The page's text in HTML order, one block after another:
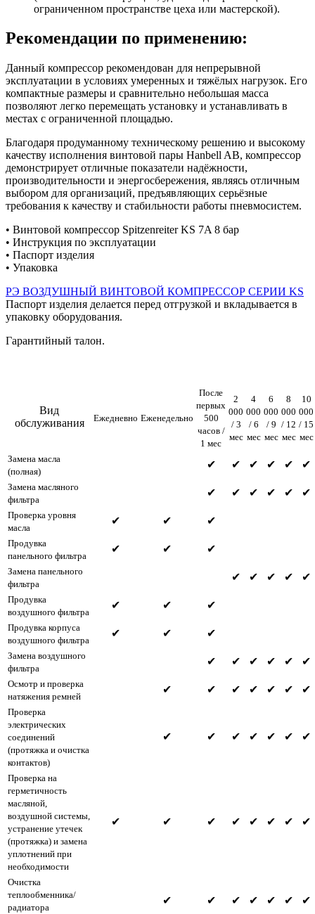
ограниченном пространстве цеха или мастерской).
Рекомендации по применению:
Данный компрессор рекомендован для непрерывной
эксплуатации в условиях умеренных и тяжёлых нагрузок. Его
компактные размеры и сравнительно небольшая масса
позволяют легко перемещать установку и устанавливать в
местах с ограниченной площадью.
Благодаря продуманному техническому решению и высокому
качеству исполнения винтовой пары Hanbell AB, компрессор
демонстрирует отличные показатели надёжности,
производительности и энергосбережения, являясь отличным
выбором для организаций, предъявляющих серьёзные
требования к качеству и стабильности работы пневмосистем.
• Винтовой компрессор Spitzenreiter KS 7A 8 бар
• Инструкция по эксплуатации
• Паспорт изделия
• Упаковка
РЭ ВОЗДУШНЫЙ ВИНТОВОЙ КОМПРЕССОР СЕРИИ KS
Паспорт изделия делается перед отгрузкой и вкладывается в
упаковку оборудования.
Гарантийный талон.
Вид
обслуживания
Ежедневно Еженедельно
После
первых
500
часов /
1 мес
2
000
/ 3
мес
4
000
/ 6
мес
6
000
/ 9
мес
8
000
/ 12
мес
10
000
/ 15
мес
Замена масла
(полная)
✔ ✔ ✔ ✔ ✔ ✔
Замена масляного
фильтра
✔ ✔ ✔ ✔ ✔ ✔
Проверка уровня
масла
✔ ✔ ✔
Продувка
панельного фильтра
✔ ✔ ✔
Замена панельного
фильтра
✔ ✔ ✔ ✔ ✔
Продувка
воздушного фильтра
✔ ✔ ✔
Продувка корпуса
воздушного фильтра
✔ ✔ ✔
Замена воздушного
фильтра
✔ ✔ ✔ ✔ ✔ ✔
Осмотр и проверка
натяжения ремней
✔ ✔ ✔ ✔ ✔ ✔ ✔
Проверка
электрических
соединений
(протяжка и очистка
контактов)
✔ ✔ ✔ ✔ ✔ ✔ ✔
Проверка на
герметичность
масляной,
воздушной системы,
устранение утечек
(протяжка) и замена
уплотнений при
необходимости
✔ ✔ ✔ ✔ ✔ ✔ ✔ ✔
Очистка
теплообменника/
радиатора
✔ ✔ ✔ ✔ ✔ ✔ ✔